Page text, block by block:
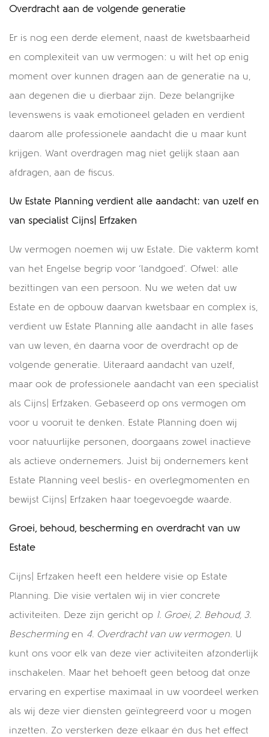
Overdracht aan de volgende generatie
Er is nog een derde element, naast de kwetsbaarheid
en complexiteit van uw vermogen: u wilt het op enig
moment over kunnen dragen aan de generatie na u,
aan degenen die u dierbaar zijn. Deze belangrijke
levenswens is vaak emotioneel geladen en verdient
daarom alle professionele aandacht die u maar kunt
krijgen. Want overdragen mag niet gelijk staan aan
afdragen, aan de fiscus.
Uw Estate Planning verdient alle aandacht: van uzelf én
van specialist Cijns| Erfzaken
Uw vermogen noemen wij uw Estate. Die vakterm komt
van het Engelse begrip voor ‘landgoed’. Ofwel: alle
bezittingen van een persoon. Nu we weten dat uw
Estate en de opbouw daarvan kwetsbaar en complex is,
verdient uw Estate Planning alle aandacht in alle fases
van uw leven, én daarna voor de overdracht op de
volgende generatie. Uiteraard aandacht van uzelf,
maar ook de professionele aandacht van een specialist
als Cijns| Erfzaken. Gebaseerd op ons vermogen om
voor u vooruit te denken. Estate Planning doen wij
voor natuurlijke personen, doorgaans zowel inactieve
als actieve ondernemers. Juist bij ondernemers kent
Estate Planning veel beslis- en overlegmomenten en
bewijst Cijns| Erfzaken haar toegevoegde waarde.
Groei, behoud, bescherming en overdracht van uw
Estate
Cijns| Erfzaken heeft een heldere visie op Estate
Planning. Die visie vertalen wij in vier concrete
activiteiten. Deze zijn gericht op 1. Groei, 2. Behoud, 3.
Beschermingen 4. Overdracht van uw vermogen. U
kunt ons voor elk van deze vier activiteiten afzonderlijk
inschakelen. Maar het behoeft geen betoog dat onze
ervaring en expertise maximaal in uw voordeel werken
als wij deze vier diensten geïntegreerd voor u mogen
inzetten. Zo versterken deze elkaar én dus het effect